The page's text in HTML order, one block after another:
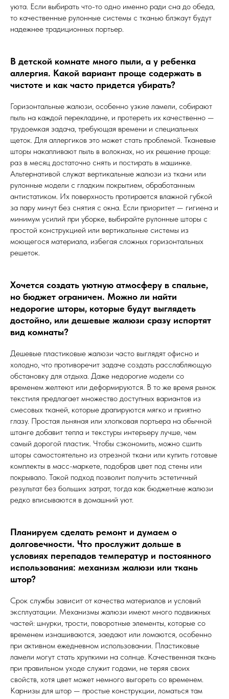
уюта. Если выбирать что-то одно именно ради сна до обеда,
то качественные рулонные системы с тканью блэкаут будут
надежнее традиционных портьер.
В детской комнате много пыли, а у ребенка
аллергия. Какой вариант проще содержать в
чистоте и как часто придется убирать?
Горизонтальные жалюзи, особенно узкие ламели, собирают
пыль на каждой перекладине, и протереть их качественно —
трудоемкая задача, требующая времени и специальных
щеток. Для аллергиков это может стать проблемой. Тканевые
шторы накапливают пыль в волокнах, но их решение проще:
раз в месяц достаточно снять и постирать в машинке.
Альтернативой служат вертикальные жалюзи из ткани или
рулонные модели с гладким покрытием, обработанным
антистатиком. Их поверхность протирается влажной губкой
за пару минут без снятия с окна. Если приоритет — гигиена и
минимум усилий при уборке, выбирайте рулонные шторы с
простой конструкцией или вертикальные системы из
моющегося материала, избегая сложных горизонтальных
решеток.
Хочется создать уютную атмосферу в спальне,
но бюджет ограничен. Можно ли найти
недорогие шторы, которые будут выглядеть
достойно, или дешевые жалюзи сразу испортят
вид комнаты?
Дешевые пластиковые жалюзи часто выглядят офисно и
холодно, что противоречит задаче создать расслабляющую
обстановку для отдыха. Даже недорогие модели со
временем желтеют или деформируются. В то же время рынок
текстиля предлагает множество доступных вариантов из
смесовых тканей, которые драпируются мягко и приятно
глазу. Простая льняная или хлопковая портьера на обычной
штанге добавит тепла и текстуры интерьеру лучше, чем
самый дорогой пластик. Чтобы сэкономить, можно сшить
шторы самостоятельно из отрезной ткани или купить готовые
комплекты в масс-маркете, подобрав цвет под стены или
покрывало. Такой подход позволит получить эстетичный
результат без больших затрат, тогда как бюджетные жалюзи
редко вписываются в домашний уют.
Планируем сделать ремонт и думаем о
долговечности. Что прослужит дольше в
условиях перепадов температур и постоянного
использования: механизм жалюзи или ткань
штор?
Срок службы зависит от качества материалов и условий
эксплуатации. Механизмы жалюзи имеют много подвижных
частей: шнурки, трости, поворотные элементы, которые со
временем изнашиваются, заедают или ломаются, особенно
при активном ежедневном использовании. Пластиковые
ламели могут стать хрупкими на солнце. Качественная ткань
при правильном уходе служит годами, не теряя своих
свойств, хотя цвет может немного выгореть со временем.
Карнизы для штор — простые конструкции, ломаться там